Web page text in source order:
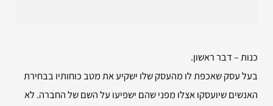
כנות – דבר ראשון.
בעל עסק שאכפת לו מהעסק שלו ישקיע את מטב כוחותיו בבחירת
האנשים שיועסקו אצלו מפני שהם ישפיעו על השם של החברה. לא